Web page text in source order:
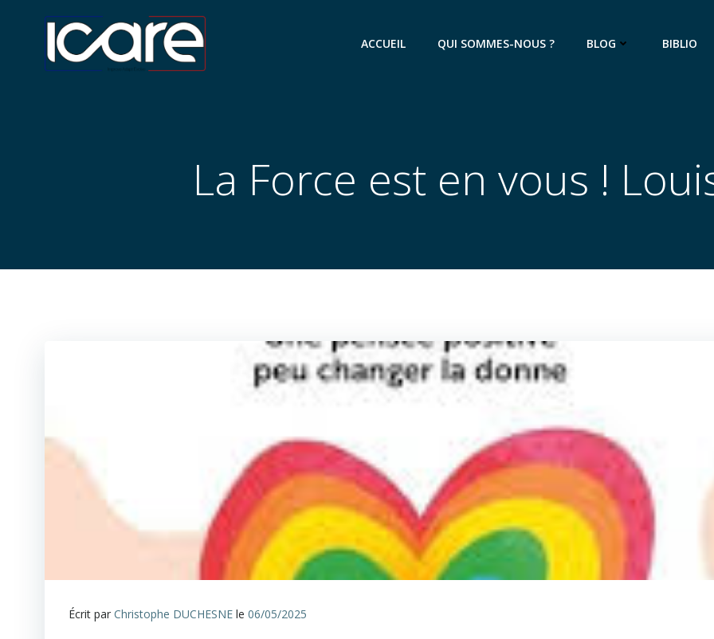
ACCUEIL QUI SOMMES-NOUS ? BLOG BIBLIO
La Force est en vous !
Écrit par Christophe DUCHESNE le 06/05/2025